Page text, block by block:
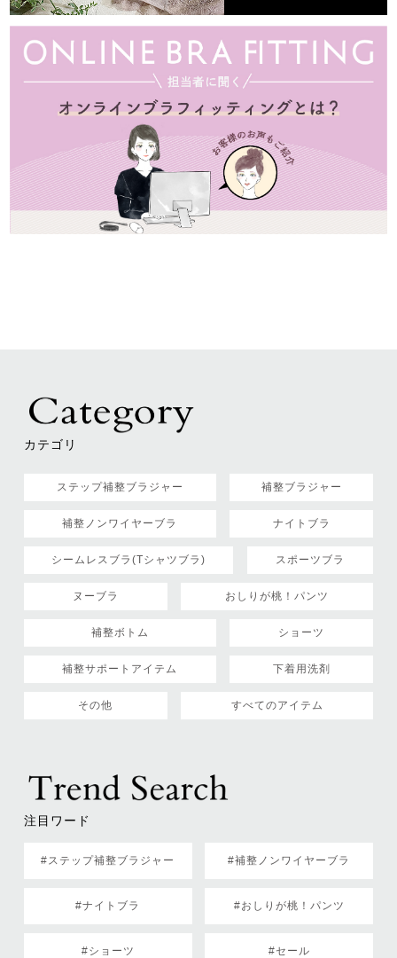
カテゴリ
ステップ補整ブラジャー 補整ブラジャー
補整ノンワイヤーブラ ナイトブラ
シームレスブラ(Tシャツブラ) スポーツブラ
ヌーブラ おしりが桃！パンツ
補整ボトム ショーツ
補整サポートアイテム 下着用洗剤
その他 すべてのアイテム
注目ワード
#ステップ補整ブラジャー #補整ノンワイヤーブラ
#ナイトブラ #おしりが桃！パンツ
#ショーツ #セール